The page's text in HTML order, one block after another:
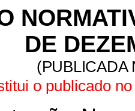
DE
(PUBLICADA
o publicado